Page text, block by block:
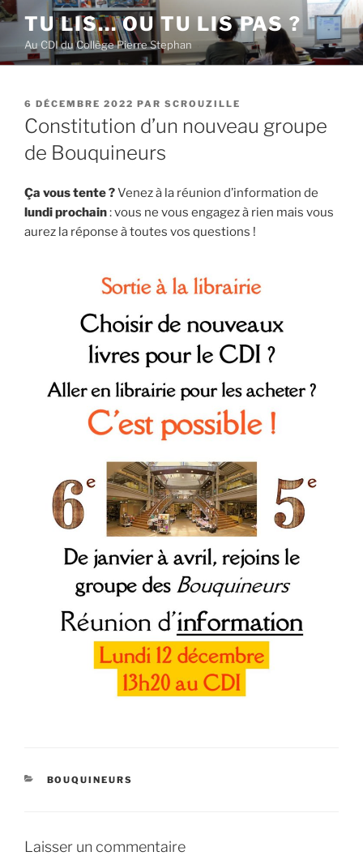
Aller
contenu
principal
TU LIS… OU TU LIS PAS ?
Au CDI du Collège Pierre Stephan
PUBLIÉ
LE
6 DÉCEMBRE 2022 PAR SCROUZILLE
Constitution d’un nouveau groupe
de Bouquineurs
Ça vous tente ?Venez à la réunion d’information de
lundi prochain: vous ne vous engagez à rien mais vous
aurez la réponse à toutes vos questions !
CATÉGORIES
BOUQUINEURS
Laisser un commentaire